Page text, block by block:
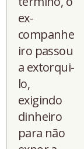
ex-
companhe
iro passou
a extorqui-
lo,
exigindo
dinheiro
para não